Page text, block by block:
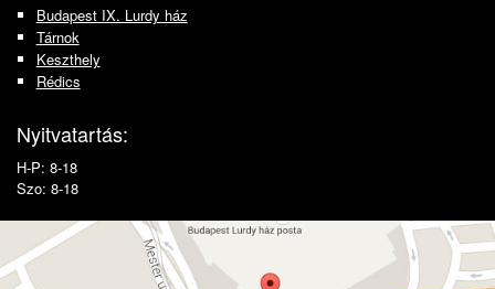
Budapest IX. Lurdy ház
Tárnok
Keszthely
Rédics
Nyitvatartás:
H-P: 8-18
Szo: 8-18